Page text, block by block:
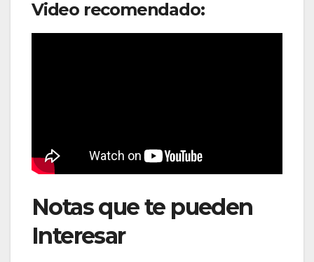
Video recomendado:
Notas que te pueden
Interesar: Copa Airlines